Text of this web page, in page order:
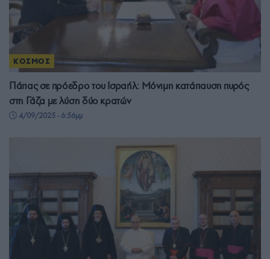
ΚΟΣΜΟΣ
Πάπας σε πρόεδρο του Ισραήλ: Μόνιμη κατάπαυση πυρός
στη Γάζα με λύση δύο κρατών
4/09/2025 - 6:56μμ